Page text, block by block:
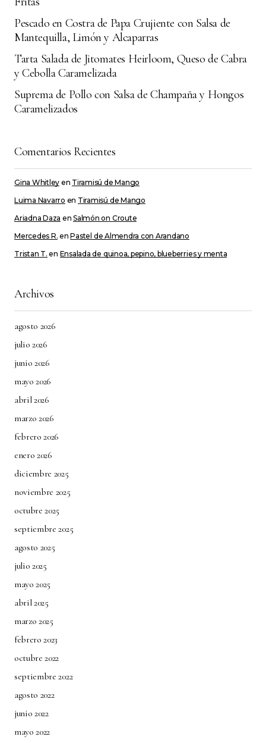
Pescado en Costra de Papa Crujiente con Salsa de
Mantequilla, Limón y Alcaparras
Tarta Salada de Jitomates Heirloom, Queso de Cabra
y Cebolla Caramelizada
Suprema de Pollo con Salsa de Champaña y Hongos
Caramelizados
Comentarios Recientes
Gina Whitley en Tiramisú de Mango
Luima Navarro en Tiramisú de Mango
Ariadna Daza enSalmón on Croute
Mercedes R. enPastel de Almendra con Arandano
Tristan T. en Ensalada de quinoa, pepino, blueberries y menta
Archivos
agosto 2026
julio 2026
junio 2026
mayo 2026
abril 2026
marzo 2026
febrero 2026
enero 2026
diciembre 2025
noviembre 2025
octubre 2025
septiembre 2025
agosto 2025
julio 2025
mayo 2025
abril 2025
marzo 2025
febrero 2023
octubre 2022
septiembre 2022
agosto 2022
junio 2022
mayo 2022